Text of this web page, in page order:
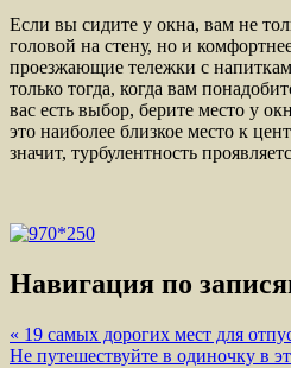
Если вы сидите у окна, вам не
головой на стену, но и
проезжающие тележки с
только тогда, когда вам
вас есть выбор, берите место у
это наиболее близкое место к
значит, турбулентность
Навигация по
« 19 самых дорогих мест для
Не путешествуйте в одиночку в